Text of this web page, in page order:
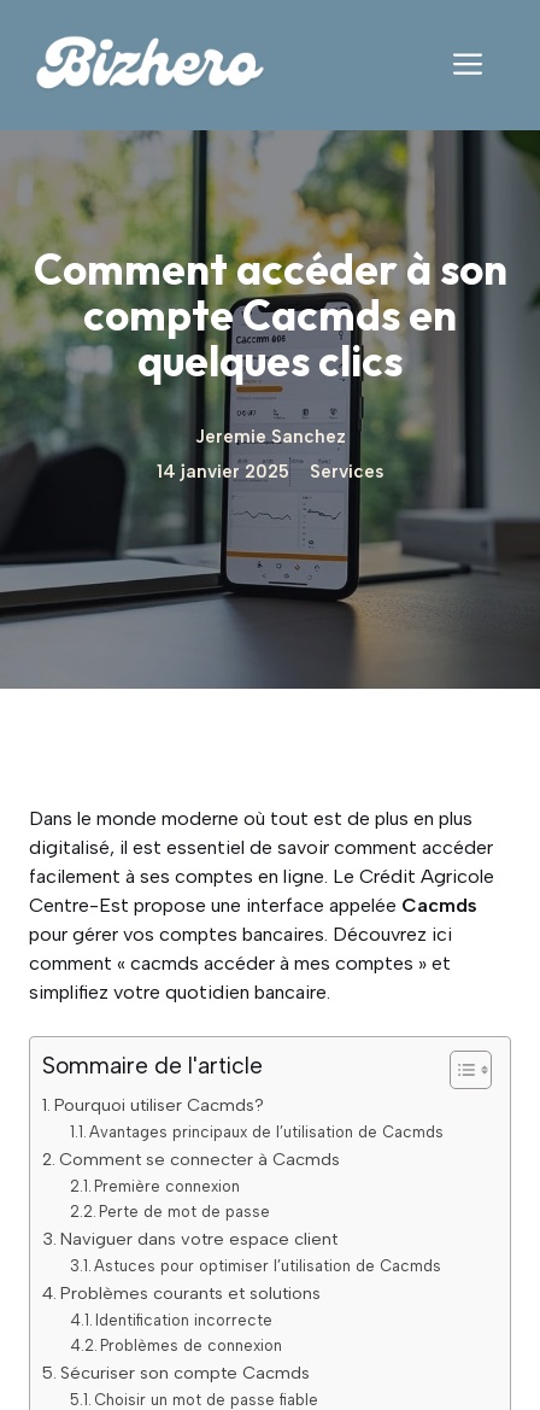
contenu
Comment accéder à son
compte Cacmds en
quelques clics
Jeremie Sanchez
14 janvier 2025
Services
Dans le monde moderne où tout est de plus en plus
digitalisé, il est essentiel de savoir comment accéder
facilement à ses comptes en ligne. Le Crédit Agricole
Centre-Est propose une interface appelée Cacmds
pour gérer vos comptes bancaires. Découvrez ici
comment « cacmds accéder à mes comptes » et
simplifiez votre quotidien bancaire.
Sommaire de l'article
Pourquoi utiliser Cacmds?
Avantages principaux de l’utilisation de Cacmds
Comment se connecter à Cacmds
Première connexion
Perte de mot de passe
Naviguer dans votre espace client
Astuces pour optimiser l’utilisation de Cacmds
Problèmes courants et solutions
Identification incorrecte
Problèmes de connexion
Sécuriser son compte Cacmds
Choisir un mot de passe fiable